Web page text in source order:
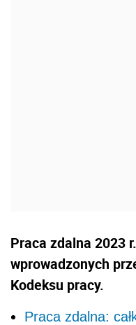
Praca zdalna 2023
wprowadzonych
Kodeksu pracy.
Praca zdalna: